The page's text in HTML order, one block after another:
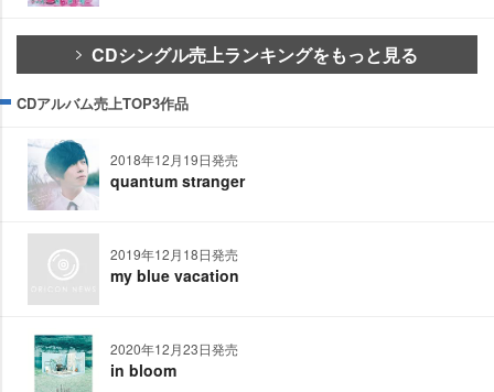
CDシングル売上ランキングをもっと見る
CDアルバム売上TOP3作品
2018年12月19日発売
quantum stranger
2019年12月18日発売
my blue vacation
2020年12月23日発売
in bloom